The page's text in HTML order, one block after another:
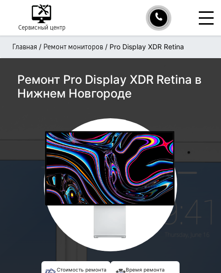
Сервисный центр
Главная / Ремонт мониторов / Pro Display XDR Retina
Ремонт Pro Display XDR Retina в
Нижнем Новгороде
Стоимость ремонта Время ремонта